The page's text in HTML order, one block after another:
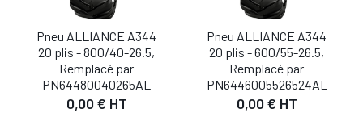
Pneu ALLIANCE A344
20 plis - 800/40-26.5,
Remplacé par
PN64480040265AL
0,00 € HT
Pneu ALLIANCE A344
20 plis - 600/55-26.5,
Remplacé par
PN6446005526524AL
0,00 € HT